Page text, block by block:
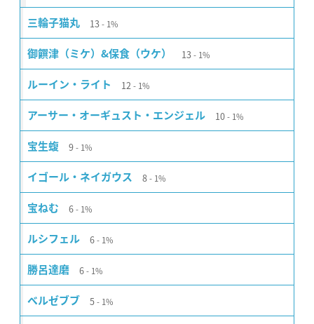
三輪子猫丸 13 1%
御饌津（ミケ）&保食（ウケ） 13 1%
ルーイン・ライト 12 1%
アーサー・オーギュスト・エンジェル 10 1%
宝生蝮 9 1%
イゴール・ネイガウス 8 1%
宝ねむ 6 1%
ルシフェル 6 1%
勝呂達磨 6 1%
ベルゼブブ 5 1%